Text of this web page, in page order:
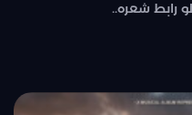
رابط شعره..